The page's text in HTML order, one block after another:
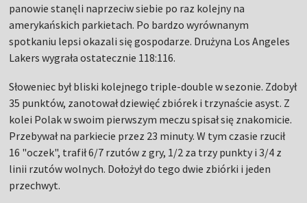
panowie stanęli naprzeciw siebie po raz kolejny na
amerykańskich parkietach. Po bardzo wyrównanym
spotkaniu lepsi okazali się gospodarze. Drużyna Los Angeles
Lakers wygrała ostatecznie 118:116.
Słoweniec był bliski kolejnego triple-double w sezonie. Zdobył
35 punktów, zanotował dziewięć zbiórek i trzynaście asyst. Z
kolei Polak w swoim pierwszym meczu spisał się znakomicie.
Przebywał na parkiecie przez 23 minuty. W tym czasie rzucił
16 "oczek", trafił 6/7 rzutów z gry, 1/2 za trzy punkty i 3/4 z
linii rzutów wolnych. Dołożył do tego dwie zbiórki i jeden
przechwyt.